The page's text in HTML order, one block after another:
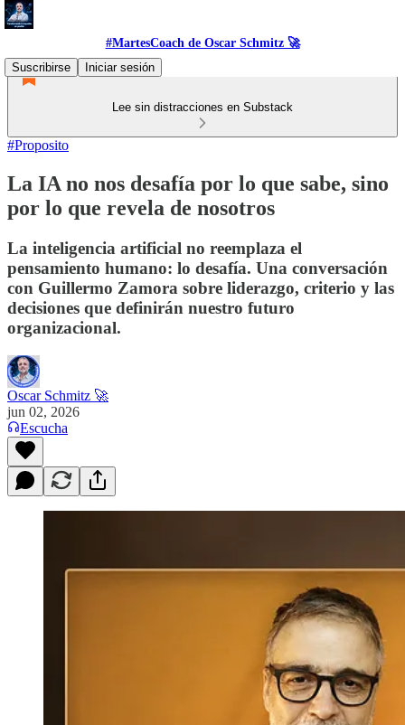
#MartesCoach de Oscar Schmitz 🚀
Suscribirse
Iniciar sesión
Lee sin distracciones en Substack
#Proposito
La IA no nos desafía por lo que sabe, sino
por lo que revela de nosotros
La inteligencia artificial no reemplaza el
pensamiento humano: lo desafía. Una conversación
con Guillermo Zamora sobre liderazgo, criterio y las
decisiones que definirán nuestro futuro
organizacional.
Oscar Schmitz 🚀
jun 02, 2026
Escucha